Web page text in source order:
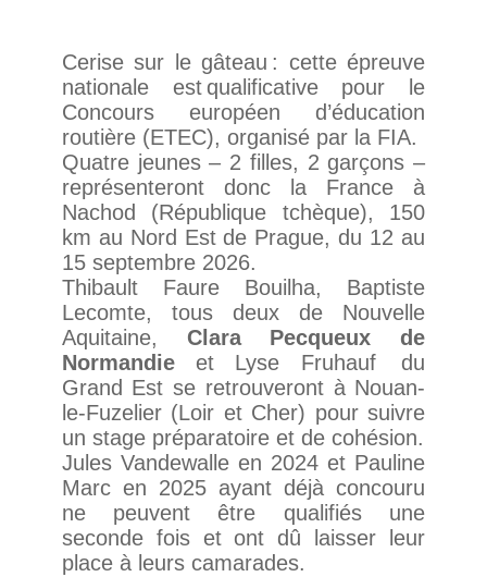
Cerise sur le gâteau : cette épreuve
nationale est qualificative pour le
Concours européen d’éducation
routière (ETEC), organisé par la FIA.
Quatre jeunes – 2 filles, 2 garçons –
représenteront donc la France à
Nachod
(République tchèque), 150
km au Nord Est de Prague, du 12 au
15 septembre 2026.
Thibault Faure Bouilha, Baptiste
Lecomte, tous deux de Nouvelle
Aquitaine, Clara Pecqueux de
Normandieet Lyse Fruhauf du
Grand Est se retrouveront à Nouan-
le-Fuzelier (Loir et Cher) pour suivre
un stage préparatoire et de cohésion.
Jules Vandewalle en 2024 et Pauline
Marc en 2025 ayant déjà concouru
ne peuvent être qualifiés une
seconde fois et ont dû laisser leur
place à leurs camarades.